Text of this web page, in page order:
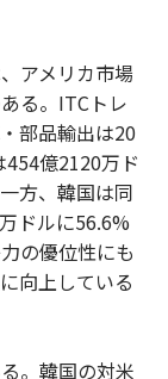
アメリカ市場
る。ITCトレ
部品輸出は20
億2120万ド
方、韓国は同
ドルに56.6%
の優位性にも
向上している
。韓国の対米